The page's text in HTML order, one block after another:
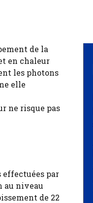
de la
en chaleur
les photons
elle
ne risque pas
effectuées par
au niveau
de 22